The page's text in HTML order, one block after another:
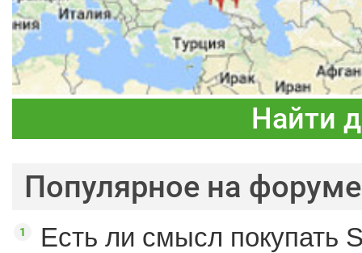
Найти
Популярное на форуме
Есть ли смысл покупать